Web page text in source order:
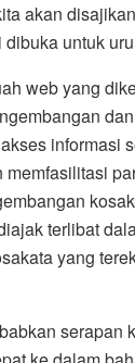
akan
untuk
web yang
informasi
memfasilitasi
terlibat
yang
serapan